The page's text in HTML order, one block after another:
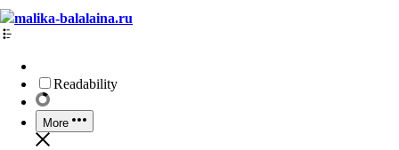
malika-balalaina.ru
Readability
More